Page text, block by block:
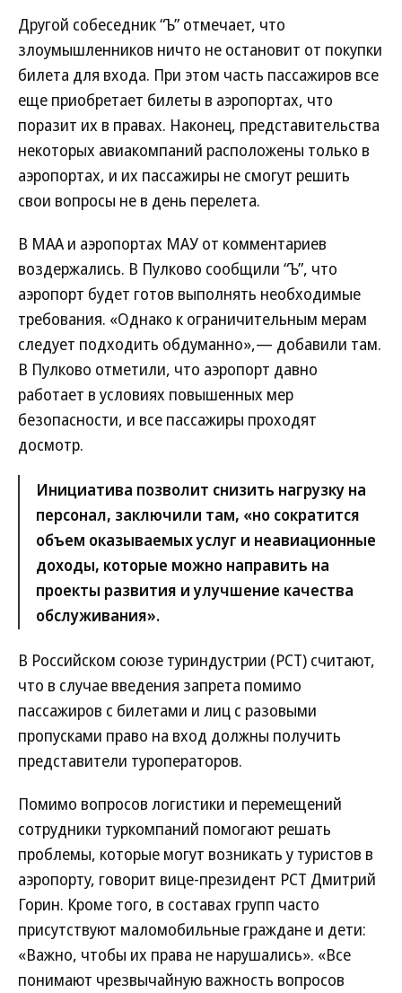
Другой собеседник “Ъ” отмечает, что
злоумышленников ничто не остановит от покупки
билета для входа. При этом часть пассажиров все
еще приобретает билеты в аэропортах, что
поразит их в правах. Наконец, представительства
некоторых авиакомпаний расположены только в
аэропортах, и их пассажиры не смогут решить
свои вопросы не в день перелета.
В МАА и аэропортах МАУ от комментариев
воздержались. В Пулково сообщили “Ъ”, что
аэропорт будет готов выполнять необходимые
требования. «Однако к ограничительным мерам
следует подходить обдуманно»,— добавили там.
В Пулково отметили, что аэропорт давно
работает в условиях повышенных мер
безопасности, и все пассажиры проходят
досмотр.
Инициатива позволит снизить нагрузку на
персонал, заключили там, «но сократится
объем оказываемых услуг и неавиационные
доходы, которые можно направить на
проекты развития и улучшение качества
обслуживания».
В Российском союзе туриндустрии (РСТ) считают,
что в случае введения запрета помимо
пассажиров с билетами и лиц с разовыми
пропусками право на вход должны получить
представители туроператоров.
Помимо вопросов логистики и перемещений
сотрудники туркомпаний помогают решать
проблемы, которые могут возникать у туристов в
аэропорту, говорит вице-президент РСТ Дмитрий
Горин. Кроме того, в составах групп часто
присутствуют маломобильные граждане и дети:
«Важно, чтобы их права не нарушались». «Все
понимают чрезвычайную важность вопросов